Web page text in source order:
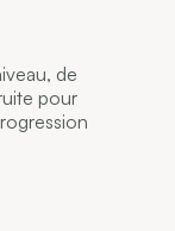
de
pour